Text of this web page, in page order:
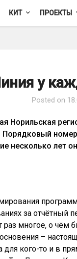
КИТ ПРОЕКТЫ
у
Posted on
Норильская
Порядковый
несколько лет
за
раз многое, о
–
для кого-то и в